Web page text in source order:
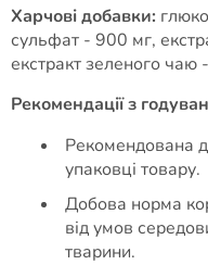
Харчові добавки:
сульфат - 900 мг,
екстракт зеленого чаю
Рекомендації з
Рекомендована
упаковці товару.
Добова норма
від умов
тварини.